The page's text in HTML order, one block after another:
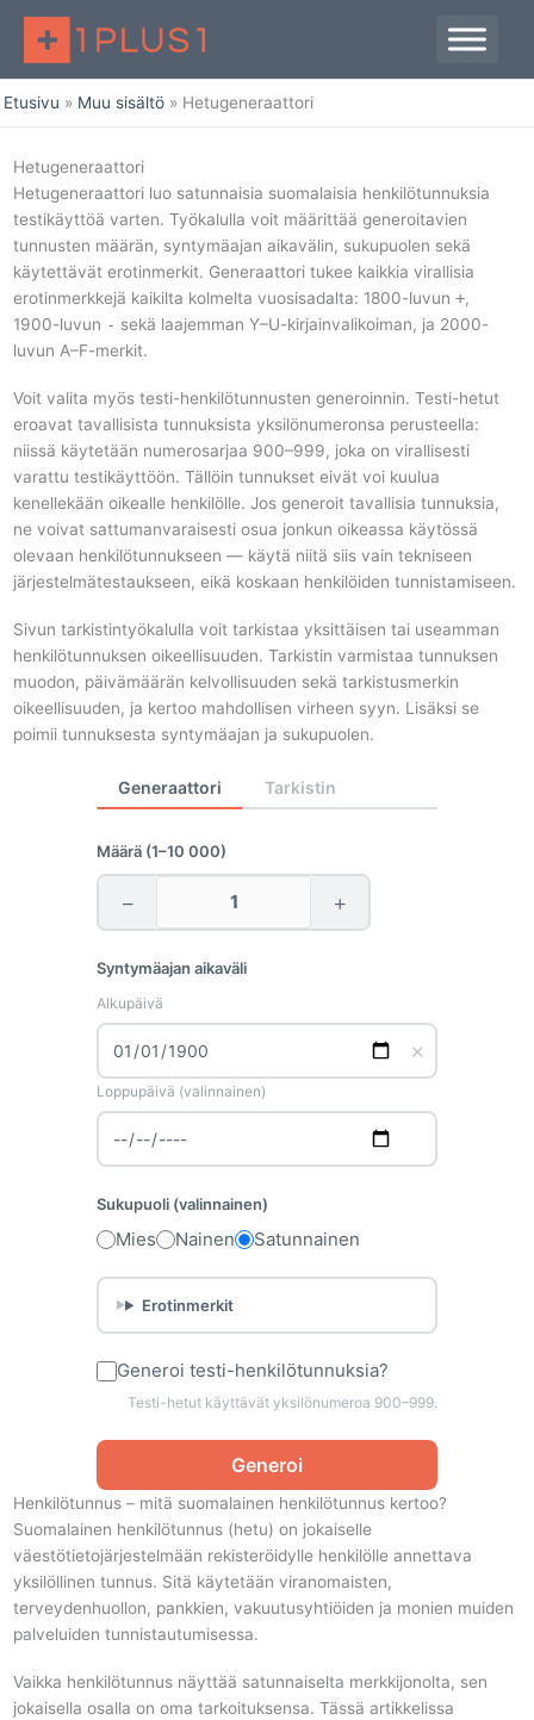
sisältöön
Etusivu Muu sisältö Hetugeneraattori
Hetugeneraattori
Hetugeneraattori luo satunnaisia suomalaisia henkilötunnuksia
testikäyttöä varten. Työkalulla voit määrittää generoitavien
tunnusten määrän, syntymäajan aikavälin, sukupuolen sekä
käytettävät erotinmerkit. Generaattori tukee kaikkia virallisia
erotinmerkkejä kaikilta kolmelta vuosisadalta: 1800-luvun+,
1900-luvun - sekä laajemman Y–U-kirjainvalikoiman, ja 2000-
luvun A–F-merkit.
Voit valita myös testi-henkilötunnusten generoinnin. Testi-hetut
eroavat tavallisista tunnuksista yksilönumeronsa perusteella:
niissä käytetään numerosarjaa 900–999, joka on virallisesti
varattu testikäyttöön. Tällöin tunnukset eivät voi kuulua
kenellekään oikealle henkilölle. Jos generoit tavallisia tunnuksia,
ne voivat sattumanvaraisesti osua jonkun oikeassa käytössä
olevaan henkilötunnukseen — käytä niitä siis vain tekniseen
järjestelmätestaukseen, eikä koskaan henkilöiden tunnistamiseen.
Sivun tarkistintyökalulla voit tarkistaa yksittäisen tai useamman
henkilötunnuksen oikeellisuuden. Tarkistin varmistaa tunnuksen
muodon, päivämäärän kelvollisuuden sekä tarkistusmerkin
oikeellisuuden, ja kertoo mahdollisen virheen syyn. Lisäksi se
poimii tunnuksesta syntymäajan ja sukupuolen.
Generaattori Tarkistin
Määrä (1–10 000)
− +
Syntymäajan aikaväli
Alkupäivä
✕
Loppupäivä (valinnainen)
Sukupuoli (valinnainen)
Mies Nainen Satunnainen
Erotinmerkit
Generoi testi-henkilötunnuksia?
Testi-hetut käyttävät yksilönumeroa 900–999.
Generoi
Henkilötunnus – mitä suomalainen henkilötunnus kertoo?
Suomalainen henkilötunnus (hetu) on jokaiselle
väestötietojärjestelmään rekisteröidylle henkilölle annettava
yksilöllinen tunnus. Sitä käytetään viranomaisten,
terveydenhuollon, pankkien, vakuutusyhtiöiden ja monien muiden
palveluiden tunnistautumisessa.
Vaikka henkilötunnus näyttää satunnaiselta merkkijonolta, sen
jokaisella osalla on oma tarkoituksensa. Tässä artikkelissa